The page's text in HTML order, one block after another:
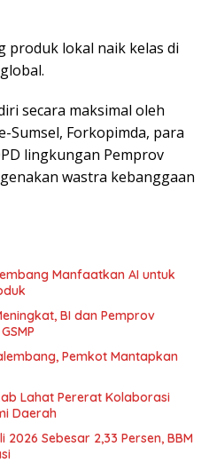
produk lokal naik kelas di
secara maksimal oleh
Sumsel, Forkopimda, para
lingkungan Pemprov
wastra kebanggaan
Manfaatkan AI untuk
BI dan Pemprov
Pemkot Mantapkan
Lahat Pererat Kolaborasi
Daerah
2026 Sebesar 2,33 Persen, BBM